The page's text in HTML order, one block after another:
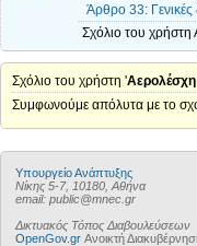
Άρθρο 33: Γενικές
Σχόλιο του
Σχόλιο του χρήστη '
Συμφωνούμε απόλυτα με το
Υπουργείο Ανάπτυξης
Νίκης 5-7, 10180, Αθήνα
email: public@mnec.gr
Δικτυακός Τόπος Διαβουλεύσεων
OpenGov.gr Ανοικτή